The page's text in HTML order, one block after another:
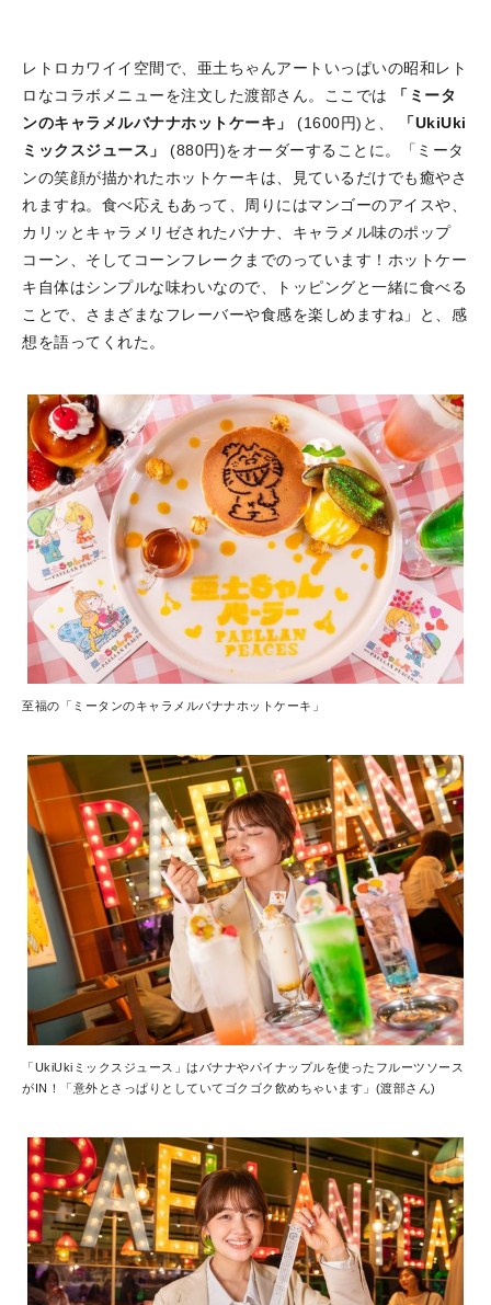
レトロカワイイ空間で、亜土ちゃんアートいっぱいの昭和レト
ロなコラボメニューを注文した渡部さん。ここでは
「ミータ
ンのキャラメルバナナホットケーキ」
(1600円)と、
「UkiUki
ミックスジュース」
(880円)をオーダーすることに。「ミータ
ンの笑顔が描かれたホットケーキは、見ているだけでも癒やさ
れますね。食べ応えもあって、周りにはマンゴーのアイスや、
カリッとキャラメリゼされたバナナ、キャラメル味のポップ
コーン、そしてコーンフレークまでのっています！ホットケー
キ自体はシンプルな味わいなので、トッピングと一緒に食べる
ことで、さまざまなフレーバーや食感を楽しめますね」と、感
想を語ってくれた。
至福の「ミータンのキャラメルバナナホットケーキ」
「UkiUkiミックスジュース」はバナナやパイナップルを使ったフルーツソース
がIN！「意外とさっぱりとしていてゴクゴク飲めちゃいます」(渡部さん)